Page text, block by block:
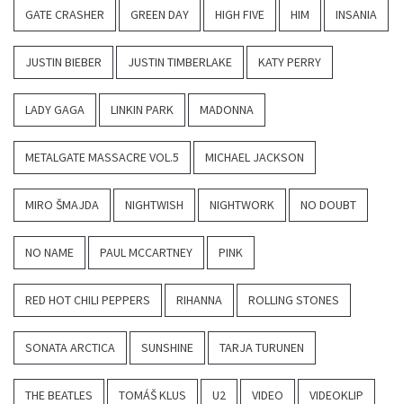
GATE CRASHER GREEN DAY HIGH FIVE HIM INSANIA
JUSTIN BIEBER JUSTIN TIMBERLAKE KATY PERRY
LADY GAGA LINKIN PARK MADONNA
METALGATE MASSACRE VOL.5 MICHAEL JACKSON
MIRO ŠMAJDA NIGHTWISH NIGHTWORK NO DOUBT
NO NAME PAUL MCCARTNEY PINK
RED HOT CHILI PEPPERS RIHANNA ROLLING STONES
SONATA ARCTICA SUNSHINE TARJA TURUNEN
THE BEATLES TOMÁŠ KLUS U2 VIDEO VIDEOKLIP